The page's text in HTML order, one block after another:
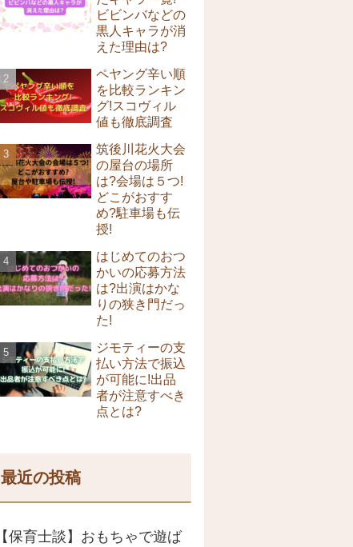
ビビンバなどの
黒人キャラが消
えた理由は?
ペヤング辛い順
を比較ランキン
グ!スコヴィル
値も徹底調査
筑後川花火大会
の屋台の場所
は?会場は５つ!
どこがおすす
め?駐車場も伝
授!
はじめてのおつ
かいの応募方法
は?出演はかな
りの狭き門だっ
た!
ジモティーの支
払い方法で振込
が可能に!出品
者が注意すべき
点とは?
最近の投稿
【保育士談】おもちゃで遊ば